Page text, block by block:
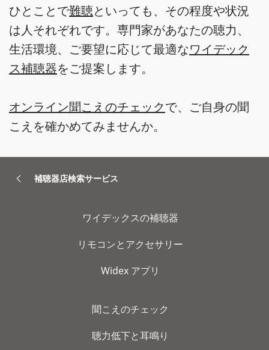
ひとことで難聴といっても、その程度や状況
は人それぞれです。専門家があなたの聴力、
生活環境、ご要望に応じて最適なワイデック
ス補聴器をご提案します。
オンライン聞こえのチェックで、ご自身の聞
こえを確かめてみませんか。
補聴器店検索サービス
ワイデックスの補聴器
リモコンとアクセサリー
Widex アプリ
聞こえのチェック
聴力低下と耳鳴り